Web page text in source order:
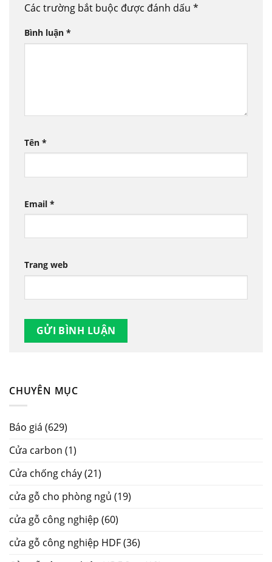
CHUYÊN MỤC
Báo giá (629)
Cửa carbon (1)
Cửa chống cháy(21)
cửa gỗ cho phòng ngủ (19)
cửa gỗ công nghiệp (60)
cửa gỗ công nghiệp HDF(36)
Các trường bắt buộc được đánh dấu *
Bình luận *
Tên *
Email *
Trang web